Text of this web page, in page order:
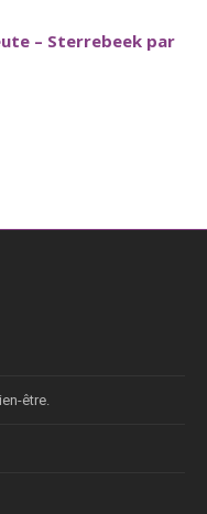
– Sterrebeek par
être.